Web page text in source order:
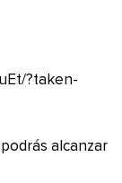
?taken-
alcanzar